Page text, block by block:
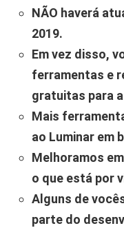
NÃO haverá
2019.
Em vez disso,
ferramentas e
gratuitas para
Mais
ao Luminar em
Melhoramos
o que está por
Alguns de
parte do